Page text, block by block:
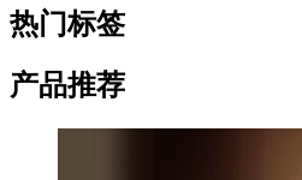
热门标签
产品推荐